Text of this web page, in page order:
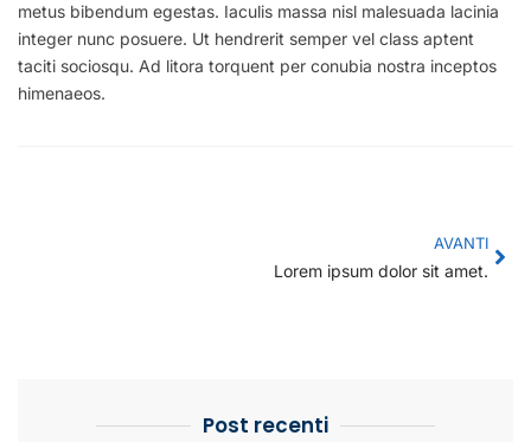
metus bibendum egestas. Iaculis massa nisl malesuada lacinia
integer nunc posuere. Ut hendrerit semper vel class aptent
taciti sociosqu. Ad litora torquent per conubia nostra inceptos
himenaeos.
AVANTI
Lorem ipsum dolor sit amet.
Post recenti